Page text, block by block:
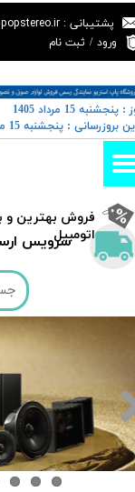
سرویس
پشتیبانی : info@popstereo.ir
ورود / ثبت نام
حساب کاربری من
تغییر گذر واژه
سفارشات
خروج از حساب
​فروش بهترین و
اتومبیل​​​​​​​
15 مرداد 1405
: پنجشنبه 15 مرداد 1405 ساعت 8:30 صبح